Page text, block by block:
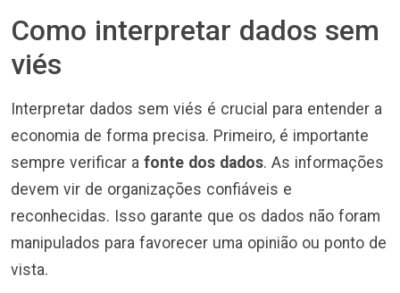
Como interpretar dados sem
viés
Interpretar dados sem viés é crucial para entender a
economia de forma precisa. Primeiro, é importante
sempre verificar a fonte dos dados. As informações
devem vir de organizações confiáveis e
reconhecidas. Isso garante que os dados não foram
manipulados para favorecer uma opinião ou ponto de
vista.